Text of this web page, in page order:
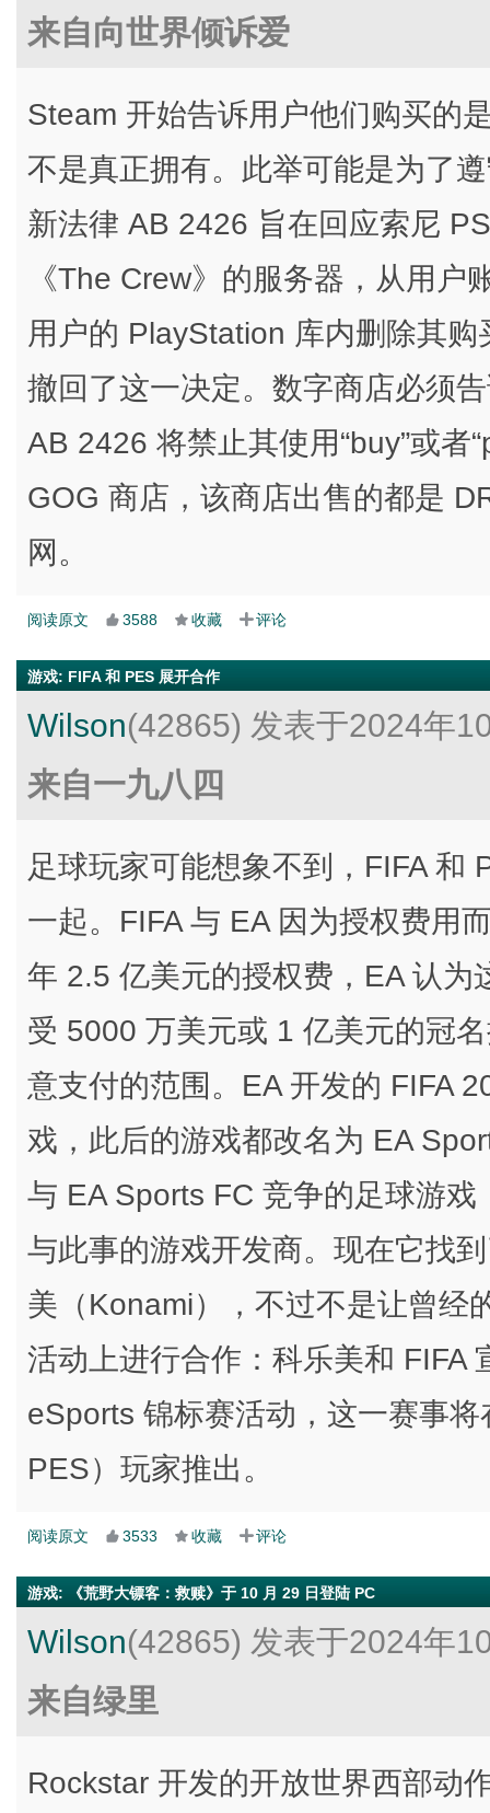
来自向世界倾诉爱
Steam 开始告诉用户他们购买的
不是真正拥有。此举可能是为了
新法律 AB 2426 旨在回应索尼
《The Crew》的服务器，从用
用户的 PlayStation 库内删除其
撤回了这一决定。数字商店必须
AB 2426 将禁止其使用“buy”或者
GOG 商店，该商店出售的都是
网。
阅读原文 3588 收藏 评论
游戏: FIFA 和 PES 展开合作
Wilson(42865) 发表于2024年
来自一九八四
足球玩家可能想象不到，FIFA 和
一起。FIFA 与 EA 因为授权费用
年 2.5 亿美元的授权费，EA 认
受 5000 万美元或 1 亿美元的冠
意支付的范围。EA 开发的 FIFA
戏，此后的游戏都改名为 EA
与 EA Sports FC 竞争的足球游
与此事的游戏开发商。现在它找
美（Konami），不过不是让曾经
活动上进行合作：科乐美和 FIFA
eSports 锦标赛活动，这一赛事
PES）玩家推出。
阅读原文 3533 收藏 评论
游戏: 《荒野大镖客：救赎》于 10 月 29 日登陆 PC
Wilson(42865) 发表于2024年
来自绿里
Rockstar 开发的开放世界西部动